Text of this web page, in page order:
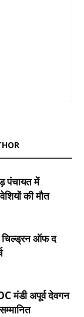
पंचायत में
की मौत
ऑफ द
मंडी अपूर्व देवगन